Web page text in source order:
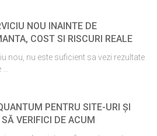
NOU INAINTE DE
COST SI RISCURI REALE
nou, nu este suficient sa vezi rezultate
PENTRU SITE-URI ȘI
VERIFICI DE ACUM